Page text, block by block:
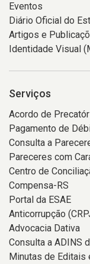
Eventos
Diário Oficial do
Artigos e
Identidade Visual
Serviços
Acordo de
Pagamento de
Consulta a
Pareceres com
Centro de
Compensa-RS
Portal da ESAE
Anticorrupção
Advocacia Dativa
Consulta a ADINS
Minutas de Editais